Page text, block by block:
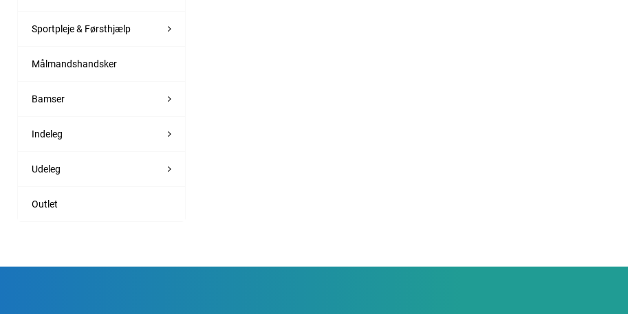
Sportpleje & Førsthjælp
Målmandshandsker
Bamser
Indeleg
Udeleg
Outlet